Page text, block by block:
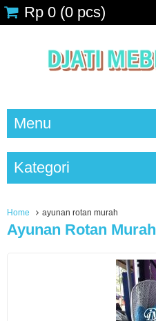
Rp 0 (0 pcs)
Menu
Kategori
Home ayunan rotan murah
Ayunan Rotan Murah